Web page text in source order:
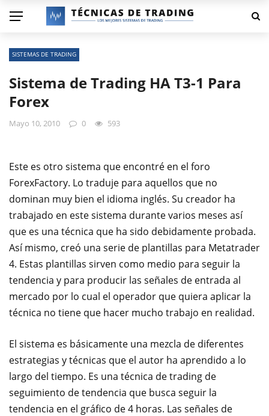
SISTEMAS DE TRADING
Sistema de Trading HA T3-1 Para
Forex
Mayo 10, 2010 0 593
Este es otro sistema que encontré en el foro
ForexFactory. Lo traduje para aquellos que no
dominan muy bien el idioma inglés. Su creador ha
trabajado en este sistema durante varios meses así
que es una técnica que ha sido debidamente probada.
Así mismo, creó una serie de plantillas para Metatrader
4. Estas plantillas sirven como medio para seguir la
tendencia y para producir las señales de entrada al
mercado por lo cual el operador que quiera aplicar la
técnica no tiene que hacer mucho trabajo en realidad.
El sistema es básicamente una mezcla de diferentes
estrategias y técnicas que el autor ha aprendido a lo
largo del tiempo. Es una técnica de trading de
seguimiento de tendencia que busca seguir la
tendencia en el gráfico de 4 horas. Las señales de